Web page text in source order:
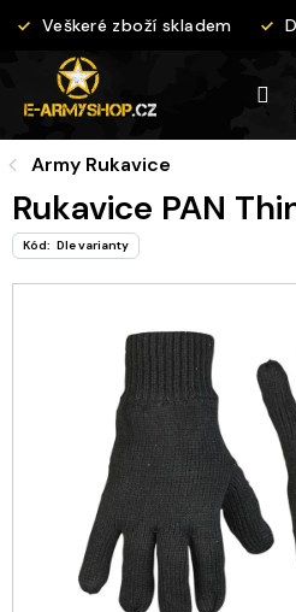
Veškeré zboží skladem
Army Rukavice
Rukavice PAN
Kód: Dle varianty